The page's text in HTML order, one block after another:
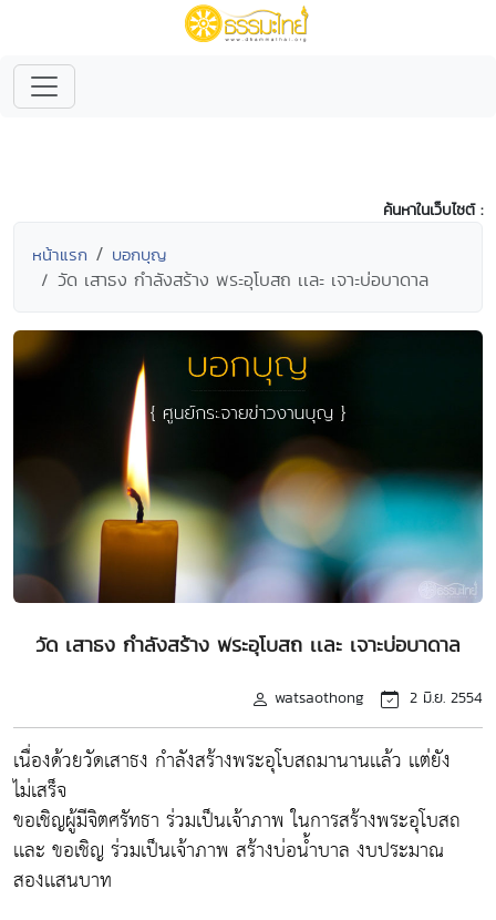
ค้นหาในเว็บไซต์ :
หน้าแรก บอกบุญ
วัด เสาธง กำลังสร้าง พระอุโบสถ เเละ เจาะบ่อบาดาล
วัด เสาธง กำลังสร้าง พระอุโบสถ เเละ เจาะบ่อบาดาล
watsaothong 2 มิ.ย. 2554
เนื่องด้วยวัดเสาธง กำลังสร้างพระอุโบสถมานานเเล้ว เเต่ยัง
ไม่เสร็จ
ขอเชิญผู้มีจิตศรัทธา ร่วมเป็นเจ้าภาพ ในการสร้างพระอุโบสถ
เเละ ขอเชิญ ร่วมเป็นเจ้าภาพ สร้างบ่อน้ำบาล งบประมาณ
สองเเสนบาท